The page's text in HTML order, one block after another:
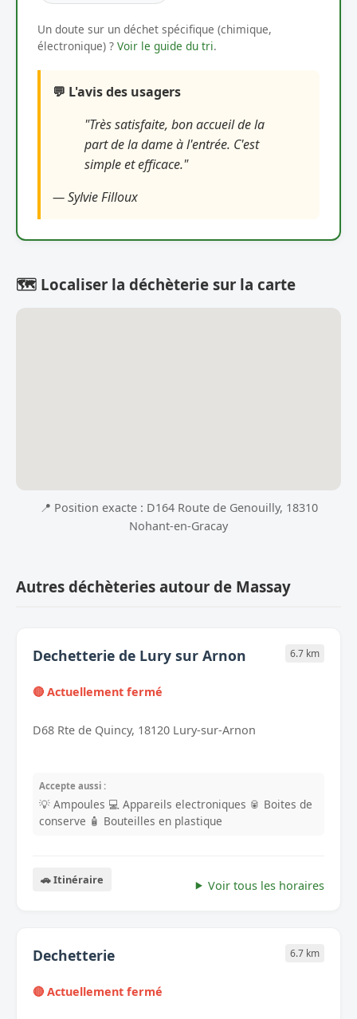
Un doute sur un déchet spécifique (chimique,
électronique) ? Voir le guide du tri.
💬 L'avis des usagers
"Très satisfaite, bon accueil de la
part de la dame à l'entrée. C'est
simple et efficace."
— Sylvie Filloux
🗺️ Localiser la déchèterie sur la carte
📍 Position exacte : D164 Route de Genouilly, 18310
Nohant-en-Gracay
Autres déchèteries autour de Massay
Dechetterie de Lury sur Arnon 6.7 km
🔴 Actuellement fermé
D68 Rte de Quincy, 18120 Lury-sur-Arnon
Accepte aussi :
💡 Ampoules 💻 Appareils electroniques 🥫 Boites de
conserve 🧴 Bouteilles en plastique
🚗 Itinéraire Voir tous les horaires
Dechetterie 6.7 km
🔴 Actuellement fermé